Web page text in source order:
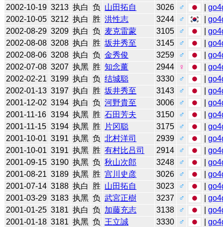
2002-10-19 3213 执白 负 山田拓自 3026 ♂ |
2002-10-05 3212 执白 胜 洪性志 3244 ♂ |
2002-08-29 3209 执白 负 麦克雷蒙 3105 ♂ |
2002-08-08 3208 执白 胜 坂井秀至 3145 ♂ |
2002-08-06 3208 执白 负 金秀俊 3259 ♂ |
2002-07-08 3207 执黑 胜 知念薰 2944 ♀ |
2002-02-21 3199 执白 负 结城聪 3330 ♂ |
2002-01-13 3197 执白 胜 坂井秀至 3143 ♂ |
2001-12-02 3194 执白 负 河野貴至 3006 ♂ |
2001-11-16 3194 执黑 胜 石田芳夫 3150 ♂ |
2001-11-15 3194 执黑 胜 片冈聪 3175 ♂ |
2001-10-01 3191 执黑 负 北村洋司 2939 ♂ |
2001-10-01 3191 执黑 胜 有村比吕司 2914 ♂ |
2001-09-15 3190 执黑 负 秋山次郎 3248 ♂ |
2001-08-21 3189 执黑 胜 宫川史彦 3026 ♂ |
2001-07-14 3188 执白 胜 山田拓自 3023 ♂ |
2001-03-29 3183 执黑 负 武宮正樹 3237 ♂ |
2001-01-25 3181 执白 负 加藤充志 3138 ♂ |
2001-01-18 3181 执黑 负 王立誠 3330 ♂ |